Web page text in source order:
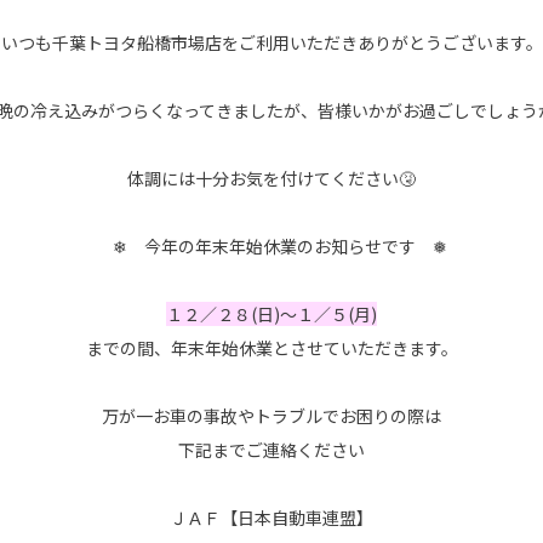
いつも千葉トヨタ船橋市場店をご利用いただきありがとうございます。
の冷え込みがつらくなってきましたが、皆様いかがお過ごしでしょう
体調には十分お気を付けてください🤧
❄ 今年の年末年始休業のお知らせです ❅
１２／２８(日)～１／５(月)
までの間、年末年始休業とさせていただきます。
万が一お車の事故やトラブルでお困りの際は
下記までご連絡ください
ＪＡＦ【日本自動車連盟】